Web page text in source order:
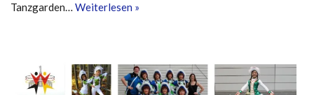
Tanzgarden… Weiterlesen »